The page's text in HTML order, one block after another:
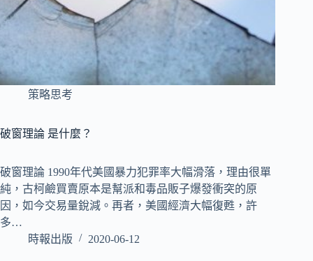
策略思考
破窗理論 是什麼？
破窗理論 1990年代美國暴力犯罪率大幅滑落，理由很單
純，古柯鹼買賣原本是幫派和毒品販子爆發衝突的原
因，如今交易量銳減。再者，美國經濟大幅復甦，許
多…
時報出版
2020-06-12